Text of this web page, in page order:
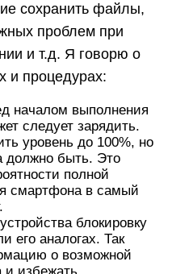
сохранить файлы,
проблем при
и т.д. Я говорю о
и процедурах:
началом выполнения
следует зарядить.
уровень до 100%, но
должно быть. Это
полной
смартфона в самый
блокировку
его аналогах. Так
о возможной